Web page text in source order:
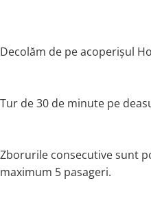
Decolăm de pe acoperișul
Tur de 30 de minute pe
Zborurile consecutive sunt
maximum 5 pasageri.